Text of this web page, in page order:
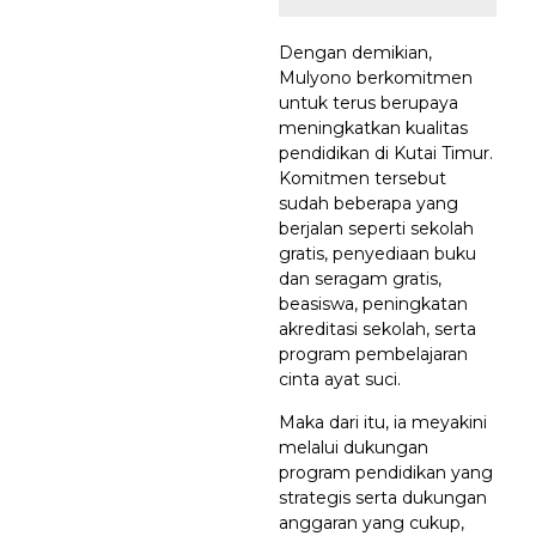
Dengan demikian,
Mulyono berkomitmen
untuk terus berupaya
meningkatkan kualitas
pendidikan di Kutai Timur.
Komitmen tersebut
sudah beberapa yang
berjalan seperti sekolah
gratis, penyediaan buku
dan seragam gratis,
beasiswa, peningkatan
akreditasi sekolah, serta
program pembelajaran
cinta ayat suci.
Maka dari itu, ia meyakini
melalui dukungan
program pendidikan yang
strategis serta dukungan
anggaran yang cukup,